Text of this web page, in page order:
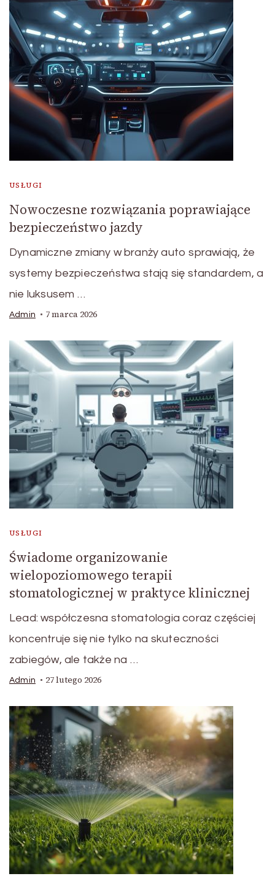
USŁUGI
Nowoczesne rozwiązania poprawiające
bezpieczeństwo jazdy
Dynamiczne zmiany w branży auto sprawiają, że
systemy bezpieczeństwa stają się standardem, a
nie luksusem …
Admin 7 marca 2026
USŁUGI
Świadome organizowanie
wielopoziomowego terapii
stomatologicznej w praktyce klinicznej
Lead: współczesna stomatologia coraz częściej
koncentruje się nie tylko na skuteczności
zabiegów, ale także na …
Admin 27 lutego 2026